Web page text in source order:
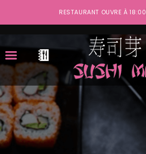
RESTAURANT OUVRE À 18:00
ACCUEIL
LA CARTE